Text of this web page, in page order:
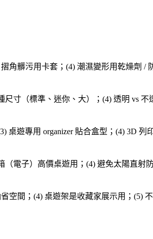
角髒污用卡套；(4) 潮濕變形用乾燥劑 /
寸（標準、迷你、大）；(4) 透明 vs 不
遊專用 organizer 貼合盒型；(4) 3D 列印
電子）高價桌遊用；(4) 避免太陽直射
空間；(4) 桌遊架是收藏家展示用；(5)